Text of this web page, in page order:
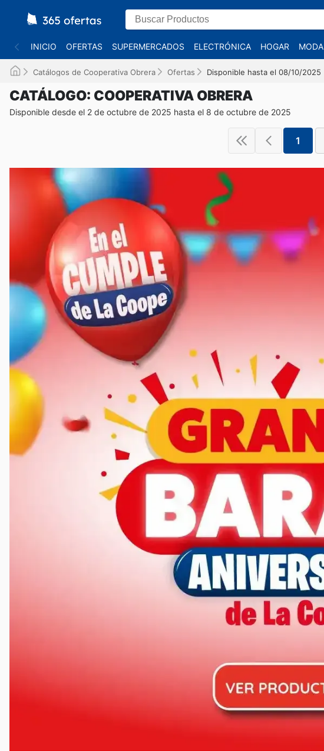
INICIO OFERTAS SUPERMERCADOS ELECTRÓNICA HOGAR MODA
Catálogos de Cooperativa Obrera Ofertas Disponible hasta el 08/10/2025
CATÁLOGO: COOPERATIVA OBRERA
Disponible desde el 2 de octubre de 2025 hasta el 8 de octubre de 2025
1